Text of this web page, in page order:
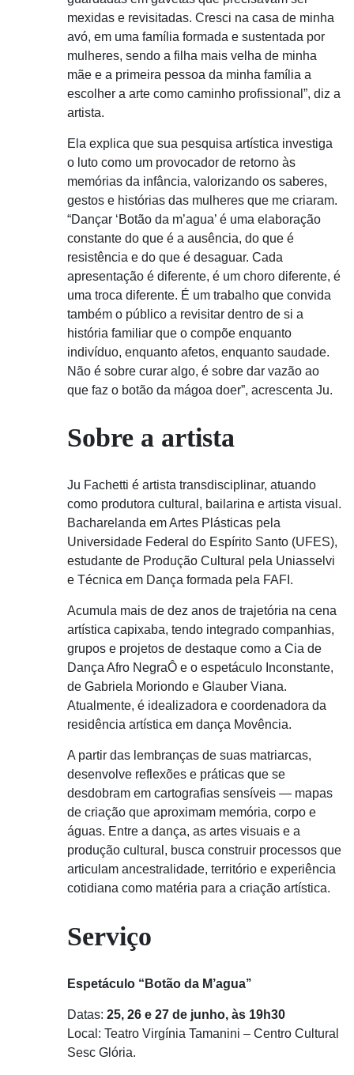
mexidas e revisitadas. Cresci na casa de minha
avó, em uma família formada e sustentada por
mulheres, sendo a filha mais velha de minha
mãe e a primeira pessoa da minha família a
escolher a arte como caminho profissional”, diz a
artista.
Ela explica que sua pesquisa artística investiga
o luto como um provocador de retorno às
memórias da infância, valorizando os saberes,
gestos e histórias das mulheres que me criaram.
“Dançar ‘Botão da m’agua’ é uma elaboração
constante do que é a ausência, do que é
resistência e do que é desaguar. Cada
apresentação é diferente, é um choro diferente, é
uma troca diferente. É um trabalho que convida
também o público a revisitar dentro de si a
história familiar que o compõe enquanto
indivíduo, enquanto afetos, enquanto saudade.
Não é sobre curar algo, é sobre dar vazão ao
que faz o botão da mágoa doer”, acrescenta Ju.
Sobre a artista
Ju Fachetti é artista transdisciplinar, atuando
como produtora cultural, bailarina e artista visual.
Bacharelanda em Artes Plásticas pela
Universidade Federal do Espírito Santo (UFES),
estudante de Produção Cultural pela Uniasselvi
e Técnica em Dança formada pela FAFI.
Acumula mais de dez anos de trajetória na cena
artística capixaba, tendo integrado companhias,
grupos e projetos de destaque como a Cia de
Dança Afro NegraÔ e o espetáculo Inconstante,
de Gabriela Moriondo e Glauber Viana.
Atualmente, é idealizadora e coordenadora da
residência artística em dança Movência.
A partir das lembranças de suas matriarcas,
desenvolve reflexões e práticas que se
desdobram em cartografias sensíveis — mapas
de criação que aproximam memória, corpo e
águas. Entre a dança, as artes visuais e a
produção cultural, busca construir processos que
articulam ancestralidade, território e experiência
cotidiana como matéria para a criação artística.
Serviço
Espetáculo “Botão da M’agua’’
Datas: 25, 26 e 27 de junho, às 19h30
Local: Teatro Virgínia Tamanini – Centro Cultural
Sesc Glória.